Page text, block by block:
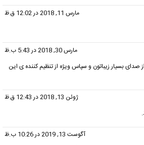
مارس 11, 2018 در 12:02 ق.ظ
مارس 30, 2018 در 5:43 ب.ظ
صدای بسیار زیباتون و سپاس ویژه از تنظیم کننده ی این
ژوئن 13, 2018 در 12:43 ق.ظ
آگوست 13, 2019 در 10:26 ب.ظ